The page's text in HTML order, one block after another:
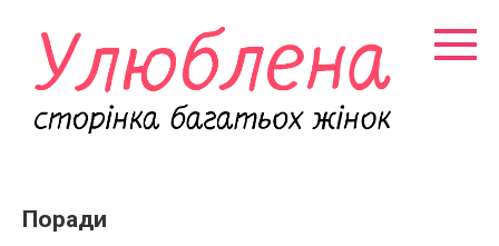
контенту
Поради